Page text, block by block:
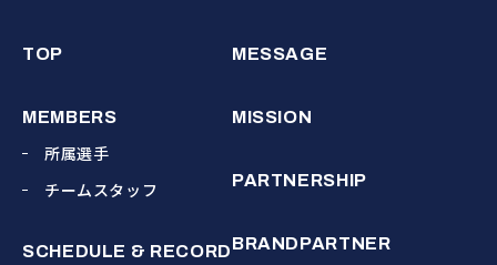
TOP
MEMBERS
所属選手
チームスタッフ
SCHEDULE & RECORD
MESSAGE
MISSION
PARTNERSHIP
BRANDPARTNER